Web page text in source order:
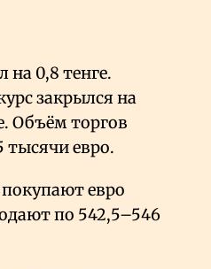
на 0,8 тенге.
закрылся на
Объём торгов
тысячи евро.
евро
по 542,5–546